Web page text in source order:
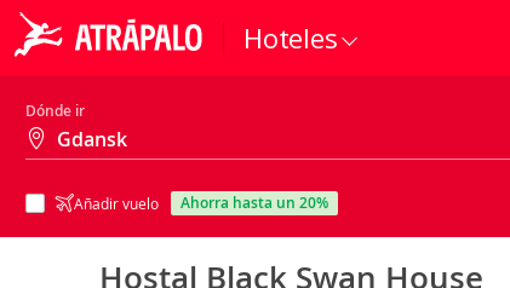
Hoteles
Dónde ir
Añadir vuelo ahorra hasta un 20%
Hostal Black Swan House